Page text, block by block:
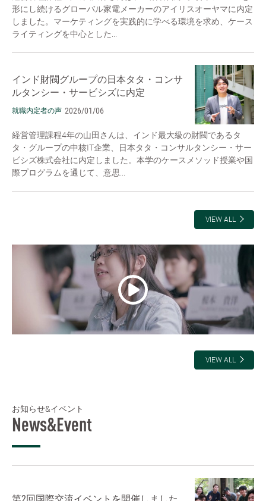
形にし続けるグローバル家電メーカーのアイリスオーヤマに内定
しました。マーケティングを実践的に学べる環境を求め、ケース
ライティングを中心とした...
インド財閥グループの日本タタ・コンサ
ルタンシー・サービシズに内定
就職内定者の声 2026/01/06
経営管理課程4年の山田さんは、インド最大級の財閥であるタ
タ・グループの中核IT企業、日本タタ・コンサルタンシー・サー
ビシズ株式会社に内定しました。本学のケースメソッド授業や国
際プログラムを通じて、意思...
VIEW ALL
VIEW ALL
お知らせ&イベント
News&Event
第2回国際交流イベントを開催しました